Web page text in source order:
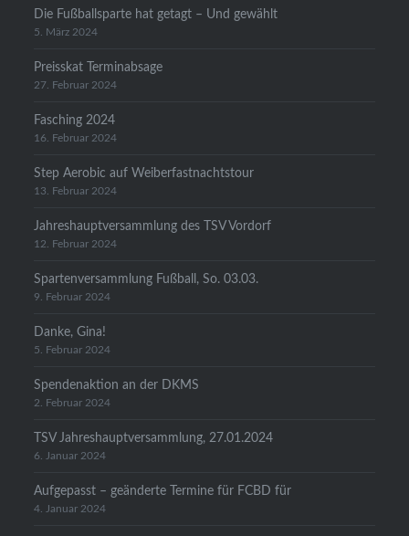
Die Fußballsparte hat getagt – Und gewählt
5. März 2024
Preisskat Terminabsage
27. Februar 2024
Fasching 2024
16. Februar 2024
Step Aerobic auf Weiberfastnachtstour
13. Februar 2024
Jahreshauptversammlung des TSV Vordorf
12. Februar 2024
Spartenversammlung Fußball, So. 03.03.
9. Februar 2024
Danke, Gina!
5. Februar 2024
Spendenaktion an der DKMS
2. Februar 2024
TSV Jahreshauptversammlung, 27.01.2024
6. Januar 2024
Aufgepasst – geänderte Termine für FCBD für
4. Januar 2024